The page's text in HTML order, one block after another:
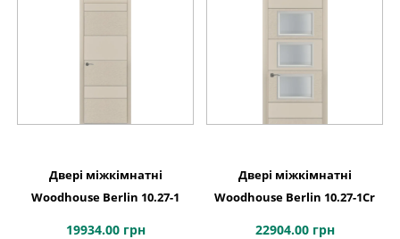
Двері міжкімнатні
Woodhouse Berlin 10.27-1
19934.00 грн
Двері міжкімнатні
Woodhouse Berlin 10.27-1Cr
22904.00 грн